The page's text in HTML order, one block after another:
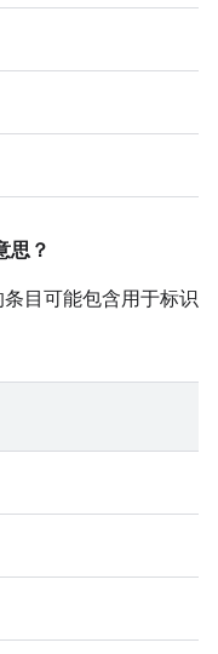
思？
目可能包含用于标识